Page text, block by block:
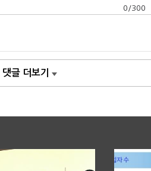
0 /300
댓글 더보기